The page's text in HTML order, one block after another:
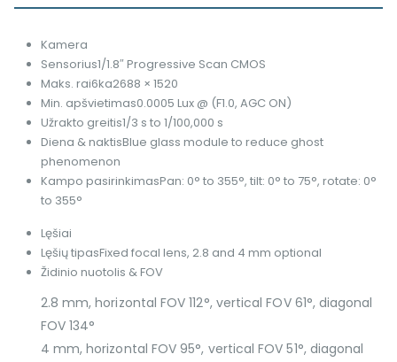
Kamera
Sensorius1/1.8″ Progressive Scan CMOS
Maks. rai6ka2688 × 1520
Min. apšvietimas0.0005 Lux @ (F1.0, AGC ON)
Užrakto greitis1/3 s to 1/100,000 s
Diena & naktisBlue glass module to reduce ghost
phenomenon
Kampo pasirinkimasPan: 0° to 355°, tilt: 0° to 75°, rotate: 0°
to 355°
Lęšiai
Lęšių tipasFixed focal lens, 2.8 and 4 mm optional
Židinio nuotolis & FOV
2.8 mm, horizontal FOV 112°, vertical FOV 61°, diagonal
FOV 134°
4 mm, horizontal FOV 95°, vertical FOV 51°, diagonal